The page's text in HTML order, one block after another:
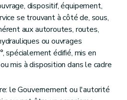
dispositif, équipement,
se trouvant à côté de, sous,
aux autoroutes, routes,
ou ouvrages
spécialement édifié, mis en
mis à disposition dans le cadre
le Gouvernement ou l'autorité